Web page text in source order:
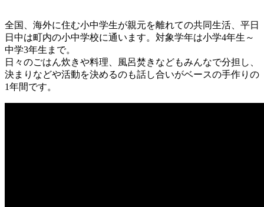
全国、海外に住む小中学生が親元を離れての共同生活、平日
日中は町内の小中学校に通います。対象学年は小学4年生～
中学3年生まで。
日々のごはん炊きや料理、風呂焚きなどもみんなで分担し、
決まりなどや活動を決めるのも話し合いがベースの手作りの
1年間です。